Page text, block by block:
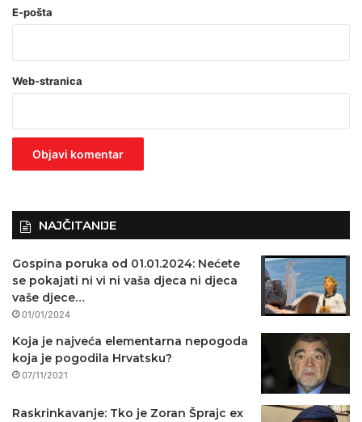
o
a
v
z
E-pošta
Web-stranica
NAJČITANIJE
Gospina poruka od 01.01.2024: Nećete
se pokajati ni vi ni vaša djeca ni djeca
vaše djece…
01/01/2024
Koja je najveća elementarna nepogoda
koja je pogodila Hrvatsku?
07/11/2021
Raskrinkavanje: Tko je Zoran Šprajc ex